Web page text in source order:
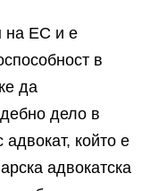
на ЕС и е
в
да
дело в
който е
адвокатска